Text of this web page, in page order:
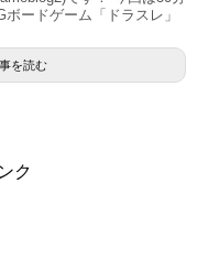
ードゲーム「ドラスレ」
を読む
ク